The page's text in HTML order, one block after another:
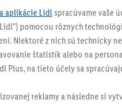
aplikácie Lidl spracúvame vaše
pomocou rôznych
Niektoré z nich sú technicky
štatistík alebo na
Plus, na tieto účely sa
reklamy a následne si